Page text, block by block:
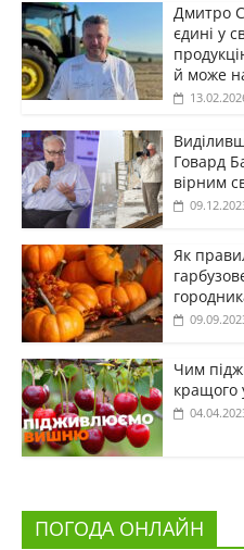
Дмитро
єдині у
й може
Говард
вірним
Як
Чим
кращого
ПОГОДА ОНЛАЙН